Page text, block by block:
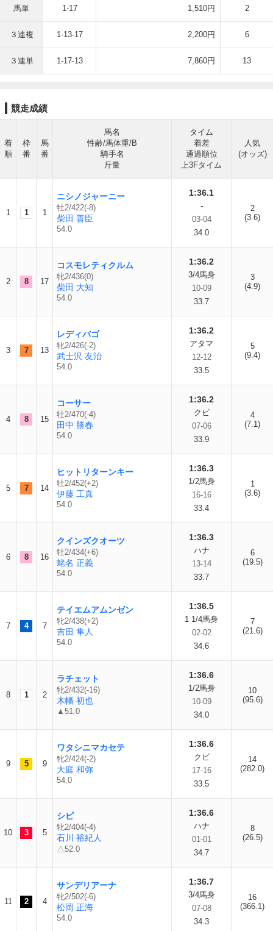
馬単 1-17 1,510円 2
３連複 1-13-17 2,200円 6
３連単 1-17-13 7,860円 13
競走成績
着
順
枠
番
馬
番
馬名
性齢/馬体重/B
騎手名
斤量
タイム
着差
通過順位
上3Fタイム
人気
(オッズ)
1 1 1
ニシノジャーニー
牡2/422(-8)
柴田 善臣
54.0
1:36.1
-
03-04
34.0
2
(3.6)
2 8 17
コスモレティクルム
牝2/436(0)
柴田 大知
54.0
1:36.2
3/4馬身
10-09
33.7
3
(4.9)
3 7 13
レディバゴ
牝2/426(-2)
武士沢 友治
54.0
1:36.2
アタマ
12-12
33.5
5
(9.4)
4 8 15
コーサー
牡2/470(-4)
田中 勝春
54.0
1:36.2
クビ
07-06
33.9
4
(7.1)
5 7 14
ヒットリターンキー
牡2/452(+2)
伊藤 工真
54.0
1:36.3
1/2馬身
16-16
33.4
1
(3.6)
6 8 16
クインズクオーツ
牡2/434(+6)
蛯名 正義
54.0
1:36.3
ハナ
13-14
33.7
6
(19.5)
7 4 7
テイエムアムンゼン
牝2/438(+2)
吉田 隼人
54.0
1:36.5
1 1/4馬身
02-02
34.6
7
(21.6)
8 1 2
ラチェット
牝2/432(-16)
木幡 初也
▲51.0
1:36.6
1/2馬身
10-09
34.0
10
(95.6)
9 5 9
ワタシニマカセテ
牝2/424(-2)
大庭 和弥
54.0
1:36.6
クビ
17-16
33.5
14
(282.0)
10 3 5
シピ
牝2/404(-4)
石川 裕紀人
△52.0
1:36.6
ハナ
01-01
34.7
8
(26.5)
11 2 4
サンデリアーナ
牝2/502(-6)
松岡 正海
54.0
1:36.7
3/4馬身
07-08
34.3
16
(366.1)